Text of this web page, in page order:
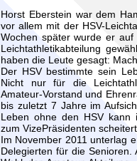
Horst Eberstein war dem
vor allem mit der HSV-
Wochen später wurde er
Leichtathletikabteilung
haben die Leute gesagt:
Der HSV bestimmte sein
Nicht nur für die
Amateur-Vorstand und
bis zuletzt 7 Jahre im
Leben ohne den HSV kann
zum VizePräsidenten
Im November 2011 unterlag
Delegierten für die